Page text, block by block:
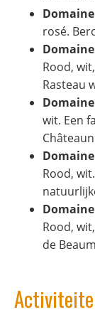
rosé.
Rood,
Rasteau
wit. Een
Rood,
Rood,
de